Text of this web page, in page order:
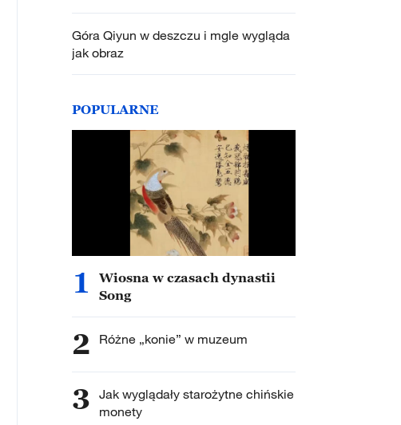
Góra Qiyun w deszczu i mgle wygląda
jak obraz
POPULARNE
1
Wiosna w czasach dynastii
Song
2 Różne „konie” w muzeum
3 Jak wyglądały starożytne chińskie
monety